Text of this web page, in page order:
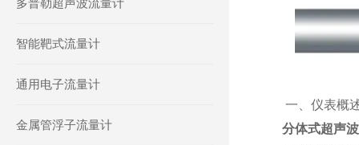
多普勒超声波流量计
智能靶式流量计
通用电子流量计
金属管浮子流量计
一、仪表概
分体式超声